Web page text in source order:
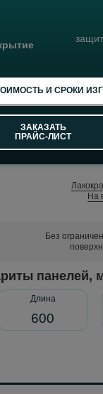
И СРОКИ
ЗАКАЗАТЬ
ПРАЙС-ЛИСТ
На
Без
панелей,
Длина
600